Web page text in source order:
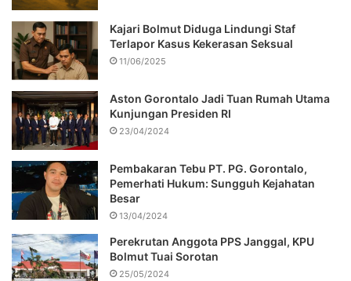
Kajari Bolmut Diduga Lindungi Staf
Terlapor Kasus Kekerasan Seksual
11/06/2025
Aston Gorontalo Jadi Tuan Rumah Utama
Kunjungan Presiden RI
23/04/2024
Pembakaran Tebu PT. PG. Gorontalo,
Pemerhati Hukum: Sungguh Kejahatan
Besar
13/04/2024
Perekrutan Anggota PPS Janggal, KPU
Bolmut Tuai Sorotan
25/05/2024